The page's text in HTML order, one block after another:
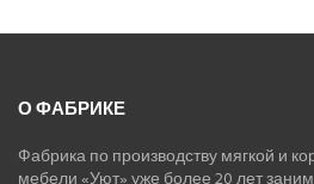
О ФАБРИКЕ
Фабрика по производству мягкой и